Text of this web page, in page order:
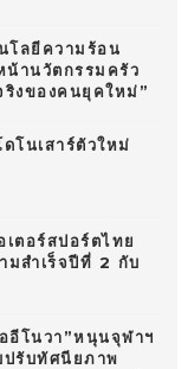
โลยีความร้อน
น้านวัตกรรมครัว
งของคนยุคใหม่”
โนเสาร์ตัวใหม่
เตอร์สปอร์ตไทย
มสำเร็จปีที่ 2 กับ
อีโนวา”หนุนจุฬาฯ
ปรับทัศนียภาพ